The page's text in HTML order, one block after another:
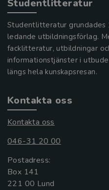
Studentlitteratur
Studentlitteratur grundades
ledande utbildningsförlag.
facklitteratur, utbildningar
informationstjänster i
längs hela kunskapsresan.
Kontakta oss
Kontakta oss
046-31 20 00
Postadress:
Box 141
221 00 Lund